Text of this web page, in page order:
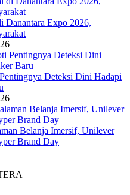
Danantara Expo 2026,
Deteksi Dini Hadapi
Belanja Imersif, Unilever
Brand Day